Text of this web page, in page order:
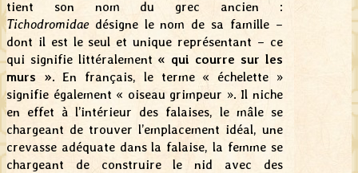
tient son nom du grec ancien :
Tichodromidaedésigne le nom de sa famille –
dont il est le seul et unique représentant – ce
qui signifie littéralement « qui courre sur les
murs ». En français, le terme « échelette »
signifie également « oiseau grimpeur ». Il niche
en effet à l’intérieur des falaises, le mâle se
chargeant de trouver l’emplacement idéal, une
crevasse adéquate dans la falaise, la femme se
chargeant de construire le nid avec des